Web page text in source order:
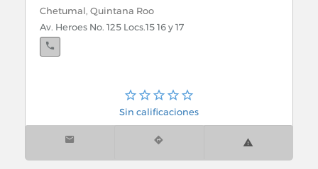
Campamentos
Cardiologos
Cancún, Quintana Roo
Av. Cobá S.M.35 entre Onix y Rubí
Chetumal, Quintana Roo
Av. Heroes No. 125 Locs.15 16 y 17
Sin calificaciones